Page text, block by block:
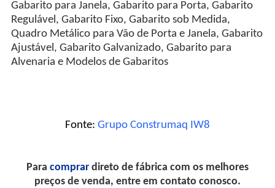
Gabarito para Janela, Gabarito para Porta, Gabarito
Regulável, Gabarito Fixo, Gabarito sob Medida,
Quadro Metálico para Vão de Porta e Janela, Gabarito
Ajustável, Gabarito Galvanizado, Gabarito para
Alvenaria e Modelos de Gabaritos
Fonte: Grupo Construmaq IW8
Para comprar direto de fábrica com os melhores
preços de venda, entre em contato conosco.